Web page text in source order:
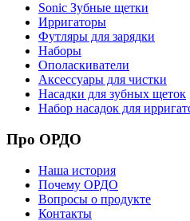
Sonic Зубные щетки
Ирригаторы
Футляры для зарядки
Наборы
Ополаскиватели
Аксессуары для чистки
Насадки для зубных щеток
Набор насадок для
Про ОРДО
Наша история
Почему ОРДО
Вопросы о продукте
Контакты